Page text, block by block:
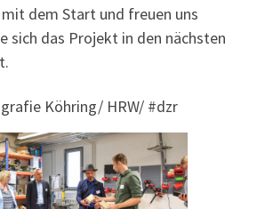
dem Start und freuen uns
sich das Projekt in den nächsten
Köhring/ HRW/ #dzr